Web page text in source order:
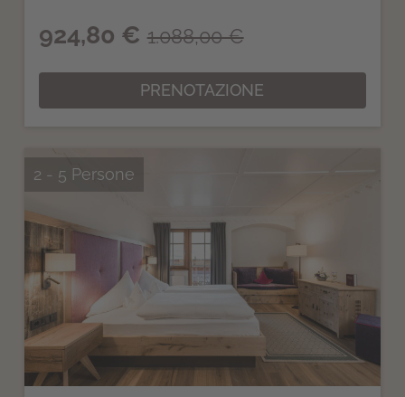
924,80 € 1.088,00 €
PRENOTAZIONE
2 - 5 Persone